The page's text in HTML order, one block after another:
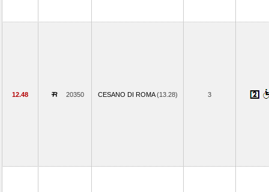
12.48 20350 CESANO DI ROMA(13.28) 3